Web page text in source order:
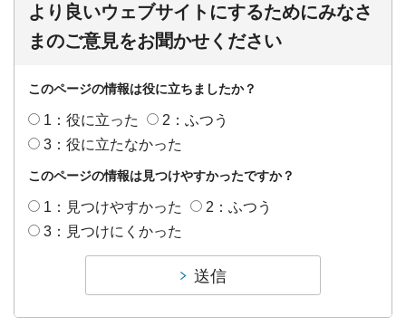
より良いウェブサイトにするためにみなさ
まのご意見をお聞かせください
このページの情報は役に立ちましたか？
1：役に立った
2：ふつう
3：役に立たなかった
このページの情報は見つけやすかったですか？
1：見つけやすかった
2：ふつう
3：見つけにくかった